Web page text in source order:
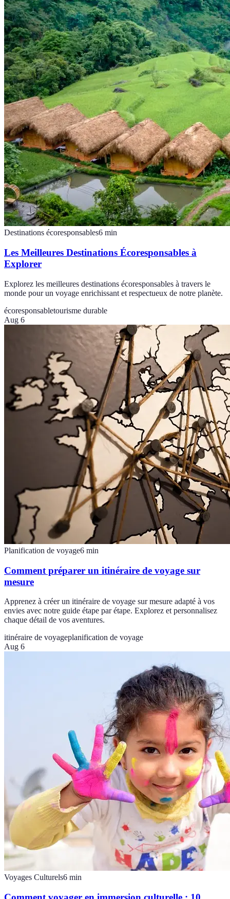
Destinations écoresponsables6 min
Les Meilleures Destinations Écoresponsables à
Explorer
Explorez les meilleures destinations écoresponsables à travers le
monde pour un voyage enrichissant et respectueux de notre planète.
écoresponsabletourisme durable
Aug 6
Planification de voyage6 min
Comment préparer un itinéraire de voyage sur
mesure
Apprenez à créer un itinéraire de voyage sur mesure adapté à vos
envies avec notre guide étape par étape. Explorez et personnalisez
chaque détail de vos aventures.
itinéraire de voyageplanification de voyage
Aug 6
Voyages Culturels6 min